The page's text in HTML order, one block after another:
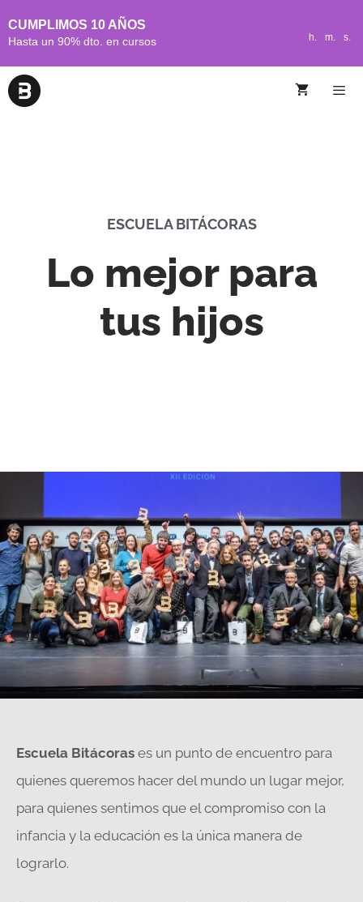
CUMPLIMOS 10 AÑOS
Hasta un 90% dto. en cursos h. m. s.
ESCUELA BITÁCORAS
Lo mejor para
tus hijos
Escuela Bitácoras es un punto de encuentro para
quienes queremos hacer del mundo un lugar mejor,
para quienes sentimos que el compromiso con la
infancia y la educación es la única manera de
lograrlo.